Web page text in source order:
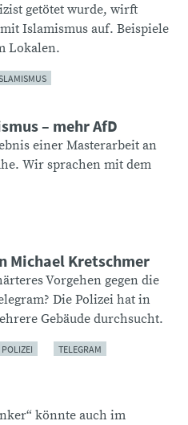
getötet wurde, wirft
Islamismus auf. Beispiele
Lokalen.
– mehr AfD
einer Masterarbeit an
Wir sprachen mit dem
Michael Kretschmer
Vorgehen gegen die
Die Polizei hat in
Gebäude durchsucht.
POLIZEI TELEGRAM
könnte auch im